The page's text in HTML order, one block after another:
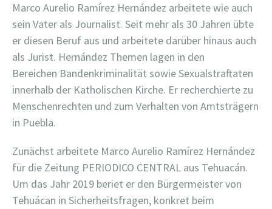
Marco Aurelio Ramírez Hernández arbeitete wie auch
sein Vater als Journalist. Seit mehr als 30 Jahren übte
er diesen Beruf aus und arbeitete darüber hinaus auch
als Jurist. Hernández Themen lagen in den
Bereichen Bandenkriminalität sowie Sexualstraftaten
innerhalb der Katholischen Kirche. Er recherchierte zu
Menschenrechten und zum Verhalten von Amtsträgern
in Puebla.
Zunächst arbeitete Marco Aurelio Ramírez Hernández
für die Zeitung PERIODICO CENTRAL aus Tehuacán.
Um das Jahr 2019 beriet er den Bürgermeister von
Tehuácan in Sicherheitsfragen, konkret beim